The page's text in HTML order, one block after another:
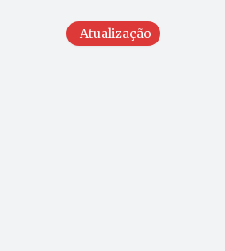
Atualização